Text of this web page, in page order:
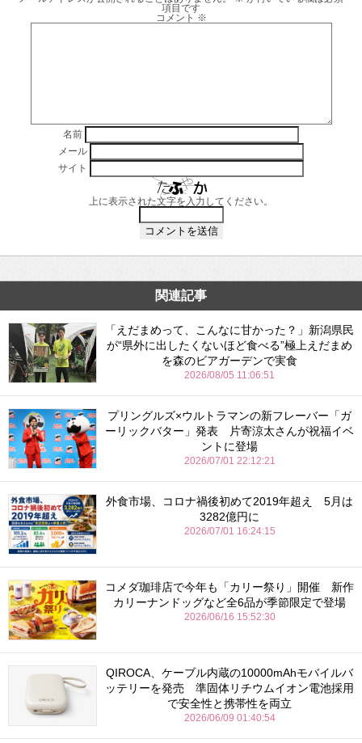
項目です
コメント ※
名前
メール
サイト
上に表示された文字を入力してください。
関連記事
「えだまめって、こんなに甘かった？」新潟県民
が“県外に出したくないほど食べる”極上えだまめ
を森のビアガーデンで実食
2026/08/05 11:06:51
プリングルズ×ウルトラマンの新フレーバー「ガ
ーリックバター」発表 片寄涼太さんが祝福イベ
ントに登場
2026/07/01 22:12:21
外食市場、コロナ禍後初めて2019年超え 5月は
3282億円に
2026/07/01 16:24:15
コメダ珈琲店で今年も「カリー祭り」開催 新作
カリーナンドッグなど全6品が季節限定で登場
2026/06/16 15:52:30
QIROCA、ケーブル内蔵の10000mAhモバイルバ
ッテリーを発売 準固体リチウムイオン電池採用
で安全性と携帯性を両立
2026/06/09 01:40:54